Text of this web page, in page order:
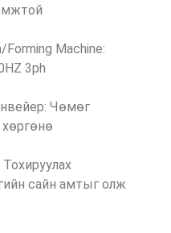
Forming Machine:
3ph
Чөмөг
сайн амтыг олж